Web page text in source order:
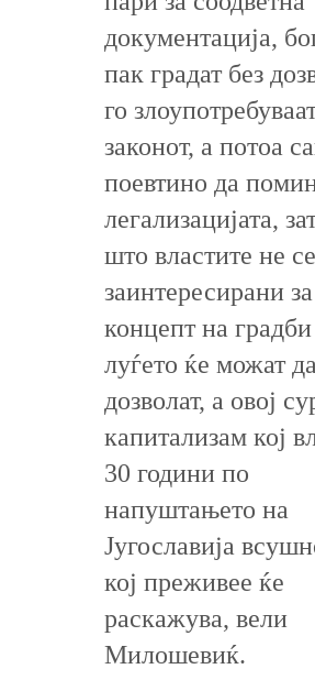
документација,
пак градат без
го
законот, а потоа
поевтино да
легализацијата,
што властите не се
заинтересирани за
концепт на
луѓето ќе можат
дозволат, а овој
капитализам кој
30 години по
напуштањето на
Југославија
кој преживее ќе
раскажува, вели
Милошевиќ.